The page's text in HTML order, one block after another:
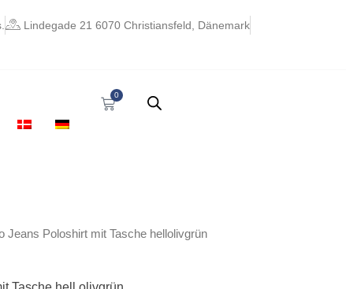
Lindegade 21 6070 Christiansfeld, Dänemark
0
Warenkorb
Jeans Poloshirt mit Tasche hellolivgrün